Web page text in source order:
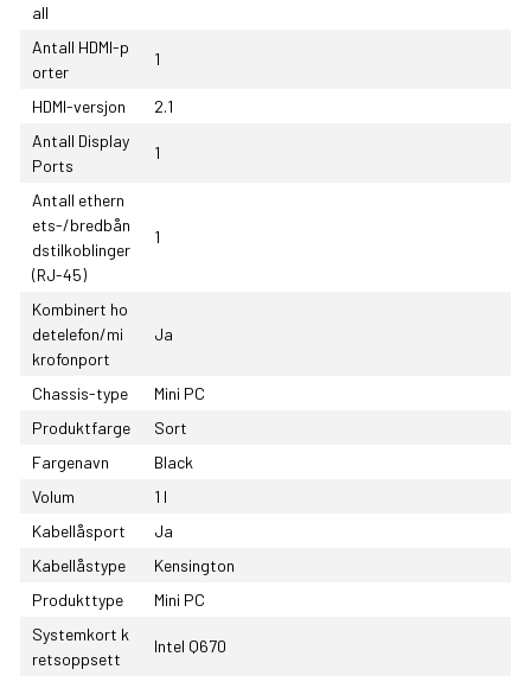
all
Antall HDMI-p
orter
1
HDMI-versjon
2.1
Antall Display
Ports
1
Antall ethern
ets-/bredbån
dstilkoblinger
(RJ-45)
1
Kombinert ho
detelefon/mi
krofonport
Ja
Chassis-type
Mini PC
Produktfarge
Sort
Fargenavn
Black
Volum
1 l
Kabellåsport
Ja
Kabellåstype
Kensington
Produkttype
Mini PC
Systemkort k
retsoppsett
Intel Q670